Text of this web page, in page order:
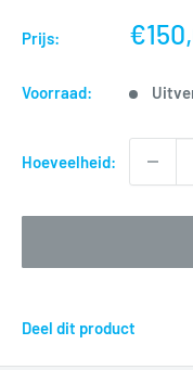
Prijs:
nu
Voorraad:
Hoeveelheid:
Deel dit product